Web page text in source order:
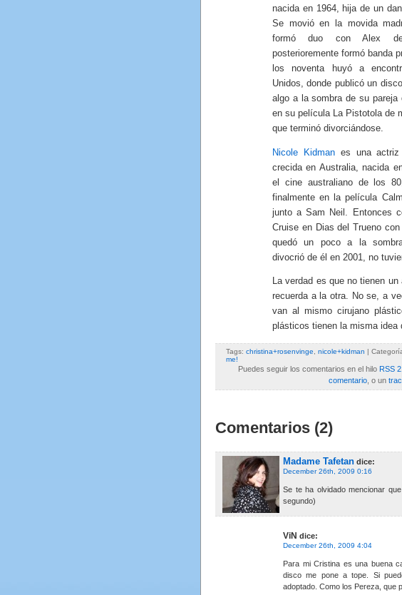
nacida en 1964, hija de un
Se movió en la movida
formó duo con Alex
posterioremente formó banda
los noventa huyó a
Unidos, donde publicó un
algo a la sombra de su
en su película La Pistotola de
que terminó divorciándose.
Nicole Kidmanes una actriz
crecida en Australia, nacida
el cine australiano de los
finalmente en la película
junto a Sam Neil. Entonces
Cruise en Dias del Trueno
quedó un poco a la
divocrió de él en 2001, no
La verdad es que no tienen
recuerda a la otra. No se, a
van al mismo cirujano
plásticos tienen la misma idea
Tags: christina+rosenvinge nicole+kidman |
me!
Puedes seguir los comentarios en el hilo RSS
comentario, o un
Comentarios (2)
Madame Tafetan dice:
December 26th, 2009 0:16
Se te ha olvidado mencionar
segundo)
ViN dice:
December 26th, 2009 4:04
Para mi Cristina es una buena
disco me pone a tope. Si
adoptado. Como los Pereza, que